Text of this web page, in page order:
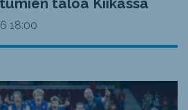
18:00